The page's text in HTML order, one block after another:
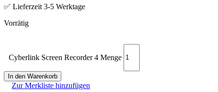
✅ Lieferzeit 3-5 Werktage
Cyberlink Screen Recorder 4 Menge
In den Warenkorb
Zur Merkliste hinzufügen